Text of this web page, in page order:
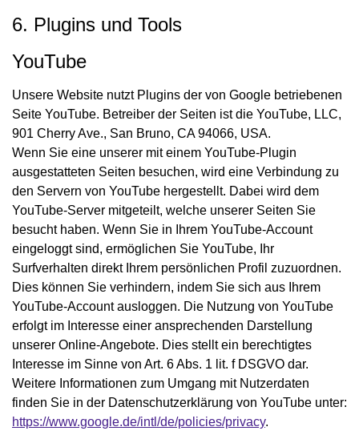
6. Plugins und Tools
YouTube
Unsere Website nutzt Plugins der von Google betriebenen
Seite YouTube. Betreiber der Seiten ist die YouTube, LLC,
901 Cherry Ave., San Bruno, CA 94066, USA.
Wenn Sie eine unserer mit einem YouTube-Plugin
ausgestatteten Seiten besuchen, wird eine Verbindung zu
den Servern von YouTube hergestellt. Dabei wird dem
YouTube-Server mitgeteilt, welche unserer Seiten Sie
besucht haben. Wenn Sie in Ihrem YouTube-Account
eingeloggt sind, ermöglichen Sie YouTube, Ihr
Surfverhalten direkt Ihrem persönlichen Profil zuzuordnen.
Dies können Sie verhindern, indem Sie sich aus Ihrem
YouTube-Account ausloggen. Die Nutzung von YouTube
erfolgt im Interesse einer ansprechenden Darstellung
unserer Online-Angebote. Dies stellt ein berechtigtes
Interesse im Sinne von Art. 6 Abs. 1 lit. f DSGVO dar.
Weitere Informationen zum Umgang mit Nutzerdaten
finden Sie in der Datenschutzerklärung von YouTube unter:
https://www.google.de/intl/de/policies/privacy.